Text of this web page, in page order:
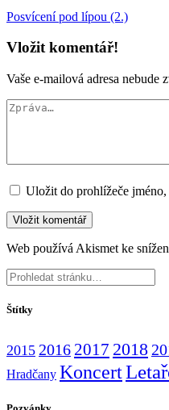
Posvícení pod lípou (2.)
Vložit komentář!
Vaše e-mailová adresa nebude
Uložit do prohlížeče
Web používá Akismet ke
Štítky
2015 2016 2017 2018
Hradčany Koncert